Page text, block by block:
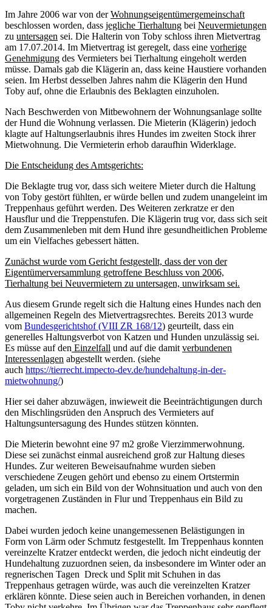
Im Jahre 2006 war von derWohnungseigentümergemeinschaft
beschlossen worden, dass jegliche Tierhaltung bei Neuvermietungen
zu untersagen sei. Die Halterin von Toby schloss ihren Mietvertrag
am 17.07.2014. Im Mietvertrag ist geregelt, dass eine vorherige
Genehmigung des Vermieters bei Tierhaltung eingeholt werden
müsse. Damals gab die Klägerin an, dass keine Haustiere vorhanden
seien. Im Herbst desselben Jahres nahm die Klägerin den Hund
Toby auf, ohne die Erlaubnis des Beklagten einzuholen.
Nach Beschwerden von Mitbewohnern der Wohnungsanlage sollte
der Hund die Wohnung verlassen. Die Mieterin (Klägerin) jedoch
klagte auf Haltungserlaubnis ihres Hundes im zweiten Stock ihrer
Mietwohnung. Die Vermieterin erhob daraufhin Widerklage.
Die Entscheidung des Amtsgerichts:
Die Beklagte trug vor, dass sich weitere Mieter durch die Haltung
von Toby gestört fühlten, er würde bellen und zudem unangeleint im
Treppenhaus geführt werden. Des Weiteren zerkratze er den
Hausflur und die Treppenstufen. Die Klägerin trug vor, dass sich seit
dem Zusammenleben mit dem Hund ihre gesundheitlichen Probleme
um ein Vielfaches gebessert hätten.
Zunächst wurde vom Gericht festgestellt, dass der von der
Eigentümerversammlung getroffene Beschluss von 2006,
Tierhaltung bei Neuvermietern zu untersagen, unwirksam sei.
Aus diesem Grunde regelt sich die Haltung eines Hundes nach den
allgemeinen Regeln des Mietvertragsrechtes. Bereits 2013 wurde
vom Bundesgerichtshof (VIII ZR 168/12) geurteilt, dass ein
generelles Haltungsverbot von Katzen und Hunden unzulässig sei.
Es müsse auf den Einzelfall und auf die damit verbundenen
Interessenlagen abgestellt werden. (siehe
auch https://tierrecht.impecto-dev.de/hundehaltung-in-der-
mietwohnung/)
Hier sei daher abzuwägen, inwieweit die Beeinträchtigungen durch
den Mischlingsrüden den Anspruch des Vermieters auf
Haltungsuntersagung des Hundes stützen könnten.
Die Mieterin bewohnt eine 97 m2 große Vierzimmerwohnung.
Diese sei zunächst einmal ausreichend groß zur Haltung dieses
Hundes. Zur weiteren Beweisaufnahme wurden sieben
verschiedene Zeugen gehört und ebenso zu einem Ortstermin
geladen, um sich ein Bild von der Wohnsituation und auch von den
vorgetragenen Zuständen in Flur und Treppenhaus ein Bild zu
machen.
Dabei wurden jedoch keine unangemessenen Belästigungen in
Form von Lärm oder Schmutz festgestellt. Im Treppenhaus konnten
vereinzelte Kratzer entdeckt werden, die jedoch nicht eindeutig der
Hundehaltung zuzuordnen seien, da insbesondere im Winter oder an
regnerischen Tagen Dreck und Split mit Schuhen in das
Treppenhaus getragen würde, was auch die vereinzelten Kratzer
erklären könnte. Diese seien auch in Bereichen vorhanden, in denen